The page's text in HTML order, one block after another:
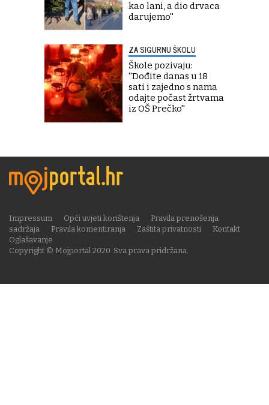
kao lani, a dio drvaca
darujemo''
ZA SIGURNU ŠKOLU
Škole pozivaju:
''Dođite danas u 18
sati i zajedno s nama
odajte počast žrtvama
iz OŠ Prečko''
Copyright © Mojportal 2020. Sva prava pridržana.
Impressum Opći uvjeti korištenja
Pravila prenošenja
sadržaja
Pravila komentiranja Zaštita privatnosti
Kontakt
Oglašavanje